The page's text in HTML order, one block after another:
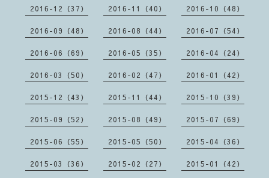
2016-12（37） 2016-11（40） 2016-10（48）
2016-09（48） 2016-08（44） 2016-07（54）
2016-06（69） 2016-05（35） 2016-04（24）
2016-03（50） 2016-02（47） 2016-01（42）
2015-12（43） 2015-11（44） 2015-10（39）
2015-09（52） 2015-08（49） 2015-07（69）
2015-06（55） 2015-05（50） 2015-04（36）
2015-03（36） 2015-02（27） 2015-01（42）